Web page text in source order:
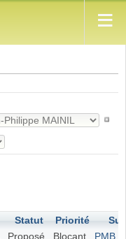
Statut Priorité
Proposé Blocant
PMB